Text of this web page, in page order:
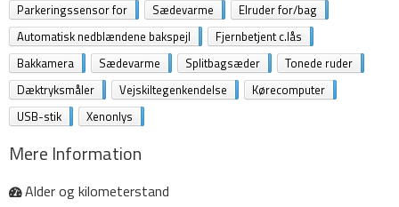
Parkeringssensor for
Sædevarme
Elruder for/bag
Automatisk nedblændene bakspejl
Fjernbetjent c.lås
Bakkamera
Sædevarme Splitbagsæder
Tonede ruder
Dæktryksmåler
Vejskiltegenkendelse
Kørecomputer
USB-stik
Xenonlys
Mere Information
Alder og kilometerstand